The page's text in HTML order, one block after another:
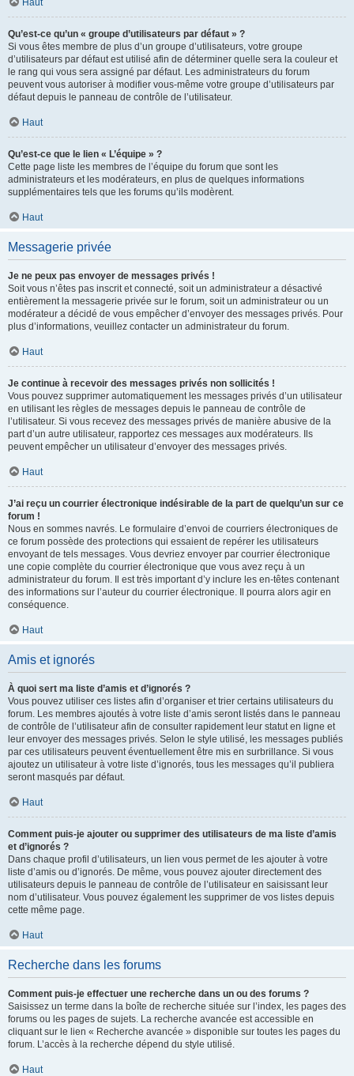
Haut
Qu’est-ce qu’un « groupe d’utilisateurs par défaut » ?
Si vous êtes membre de plus d’un groupe d’utilisateurs, votre groupe
d’utilisateurs par défaut est utilisé afin de déterminer quelle sera la couleur et
le rang qui vous sera assigné par défaut. Les administrateurs du forum
peuvent vous autoriser à modifier vous-même votre groupe d’utilisateurs par
défaut depuis le panneau de contrôle de l’utilisateur.
Haut
Qu’est-ce que le lien « L’équipe » ?
Cette page liste les membres de l’équipe du forum que sont les
administrateurs et les modérateurs, en plus de quelques informations
supplémentaires tels que les forums qu’ils modèrent.
Haut
Messagerie privée
Je ne peux pas envoyer de messages privés !
Soit vous n’êtes pas inscrit et connecté, soit un administrateur a désactivé
entièrement la messagerie privée sur le forum, soit un administrateur ou un
modérateur a décidé de vous empêcher d’envoyer des messages privés. Pour
plus d’informations, veuillez contacter un administrateur du forum.
Haut
Je continue à recevoir des messages privés non sollicités !
Vous pouvez supprimer automatiquement les messages privés d’un utilisateur
en utilisant les règles de messages depuis le panneau de contrôle de
l’utilisateur. Si vous recevez des messages privés de manière abusive de la
part d’un autre utilisateur, rapportez ces messages aux modérateurs. Ils
peuvent empêcher un utilisateur d’envoyer des messages privés.
Haut
J’ai reçu un courrier électronique indésirable de la part de quelqu’un sur ce
forum !
Nous en sommes navrés. Le formulaire d’envoi de courriers électroniques de
ce forum possède des protections qui essaient de repérer les utilisateurs
envoyant de tels messages. Vous devriez envoyer par courrier électronique
une copie complète du courrier électronique que vous avez reçu à un
administrateur du forum. Il est très important d’y inclure les en-têtes contenant
des informations sur l’auteur du courrier électronique. Il pourra alors agir en
conséquence.
Haut
Amis et ignorés
À quoi sert ma liste d’amis et d’ignorés ?
Vous pouvez utiliser ces listes afin d’organiser et trier certains utilisateurs du
forum. Les membres ajoutés à votre liste d’amis seront listés dans le panneau
de contrôle de l’utilisateur afin de consulter rapidement leur statut en ligne et
leur envoyer des messages privés. Selon le style utilisé, les messages publiés
par ces utilisateurs peuvent éventuellement être mis en surbrillance. Si vous
ajoutez un utilisateur à votre liste d’ignorés, tous les messages qu’il publiera
seront masqués par défaut.
Haut
Comment puis-je ajouter ou supprimer des utilisateurs de ma liste d’amis
et d’ignorés ?
Dans chaque profil d’utilisateurs, un lien vous permet de les ajouter à votre
liste d’amis ou d’ignorés. De même, vous pouvez ajouter directement des
utilisateurs depuis le panneau de contrôle de l’utilisateur en saisissant leur
nom d’utilisateur. Vous pouvez également les supprimer de vos listes depuis
cette même page.
Haut
Recherche dans les forums
Comment puis-je effectuer une recherche dans un ou des forums ?
Saisissez un terme dans la boîte de recherche située sur l’index, les pages des
forums ou les pages de sujets. La recherche avancée est accessible en
cliquant sur le lien « Recherche avancée » disponible sur toutes les pages du
forum. L’accès à la recherche dépend du style utilisé.
Haut